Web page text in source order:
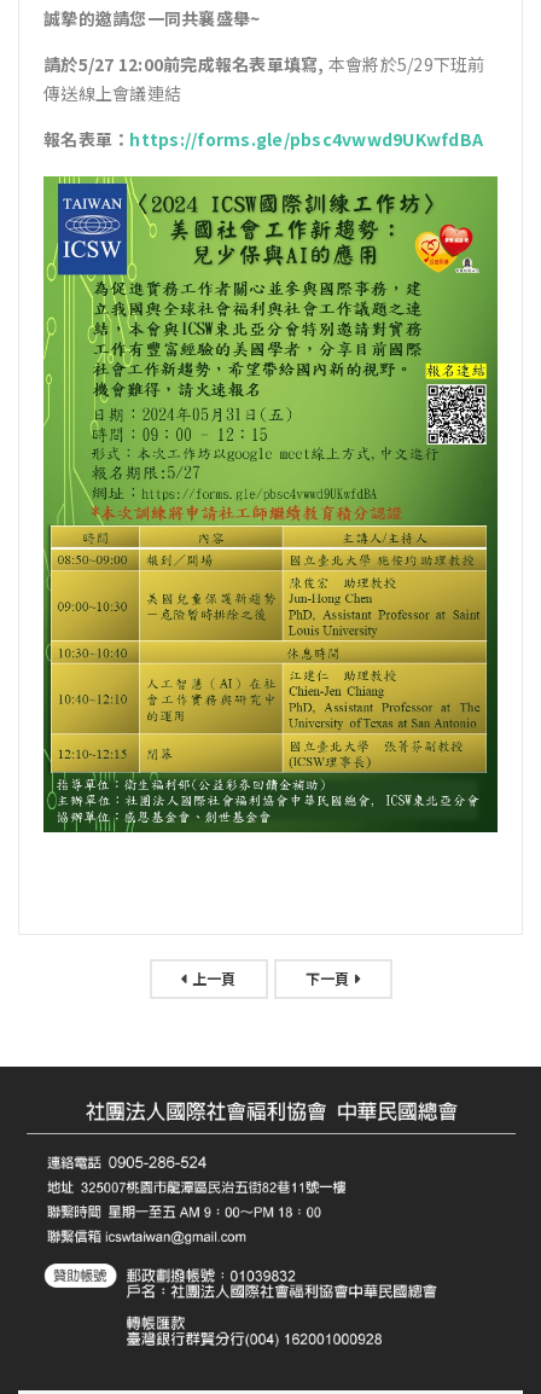
誠摯的邀請您一同共襄盛舉~
請於5/27 12:00前完成報名表單填寫, 本會將於5/29下班前
傳送線上會議連結
報名表單： https://forms.gle/pbsc4vwwd9UKwfdBA
上一頁 下一頁